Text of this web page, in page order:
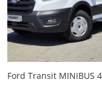
Ford Transit MINIBUS